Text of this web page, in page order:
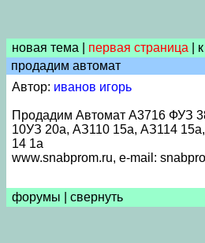
новая тема первая страница
продадим автомат
Автор: иванов игорь
Продадим Автомат А3716 ФУЗ
10УЗ 20а, АЗ110 15а, АЗ114
14 1а
www.snabprom.ru, e-mail:
форумы свернуть